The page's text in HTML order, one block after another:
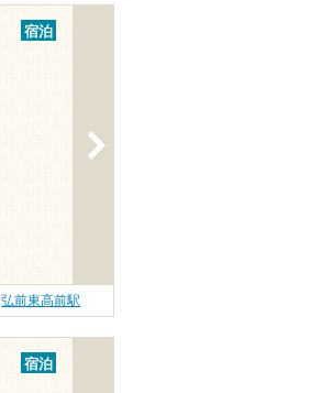
宿泊
弘前東高前駅
宿泊